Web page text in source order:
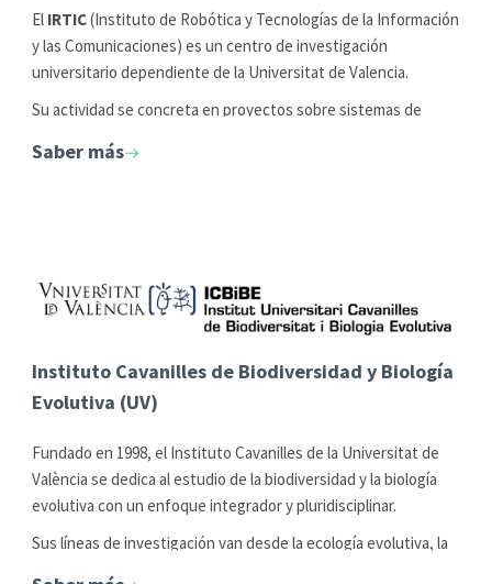
El IRTIC(Instituto de Robótica y Tecnologías de la Información
y las Comunicaciones) es un centro de investigación
universitario dependiente de la Universitat de Valencia.
Su actividad se concreta en proyectos sobre sistemas de
transporte, gráficos por computador y realidad virtual,
Saber más
Instituto Cavanilles de Biodiversidad y Biología
Evolutiva (UV)
Fundado en 1998, el Instituto Cavanilles de la Universitat de
València se dedica al estudio de la biodiversidad y la biología
evolutiva con un enfoque integrador y pluridisciplinar.
Sus líneas de investigación van desde la ecología evolutiva, la